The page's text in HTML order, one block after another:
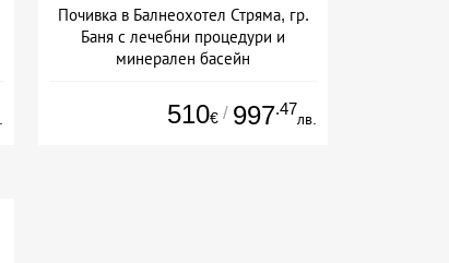
Почивка в Балнеохотел Стряма, гр.
Баня с лечебни процедури и
минерален басейн
510€ / 997.47
лв.